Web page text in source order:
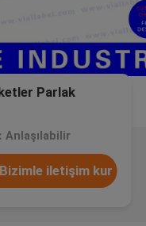
Parlak
Anlaşılabilir
Bizimle iletişim kur